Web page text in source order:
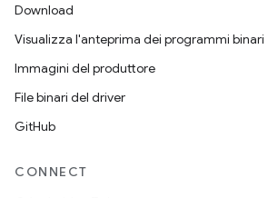
Download
Visualizza l'anteprima dei programmi binari
Immagini del produttore
File binari del driver
GitHub
CONNECT